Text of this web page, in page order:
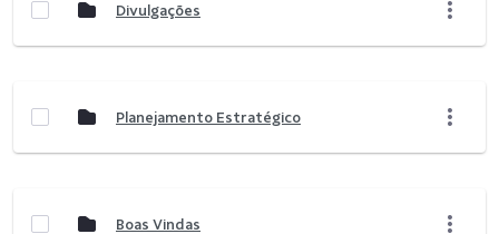
Divulgações
Planejamento Estratégico
Boas Vindas